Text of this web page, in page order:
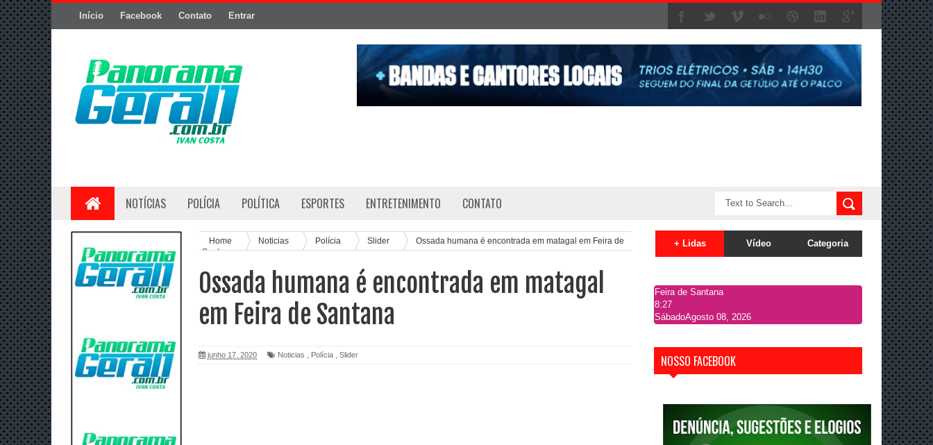
Início Facebook Contato Entrar
NOTÍCIAS POLÍCIA POLÍTICA ESPORTES ENTRETENIMENTO CONTATO
Home Noticias Polícia Slider
Ossada humana é encontrada em matagal em Feira de
Santana
Ossada humana é encontrada em matagal
em Feira de Santana
junho 17, 2020 Noticias Polícia Slider
+ Lidas Vídeo Categoria
Feira de Santana
8:27
SábadoAgosto 08, 2026
NOSSO FACEBOOK